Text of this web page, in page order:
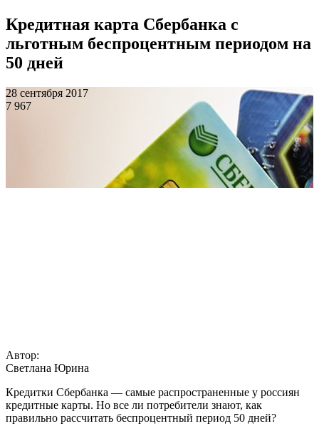
Кредитная карта Сбербанка с
льготным беспроцентным периодом на
50 дней
28 сентября 2017
7 967
Автор:
Светлана Юрина
Кредитки Сбербанка — самые распространенные у россиян
кредитные карты. Но все ли потребители знают, как
правильно рассчитать беспроцентный период 50 дней?